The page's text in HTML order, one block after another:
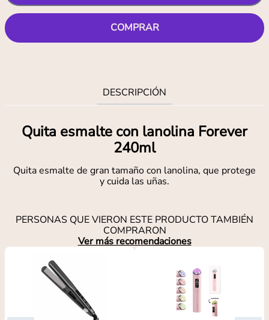
COMPRAR
DESCRIPCIÓN
Quita esmalte con lanolina Forever
240ml
Quita esmalte de gran tamaño con lanolina, que protege
y cuida las uñas.
PERSONAS QUE VIERON ESTE PRODUCTO TAMBIÉN
COMPRARON
Ver más recomendaciones